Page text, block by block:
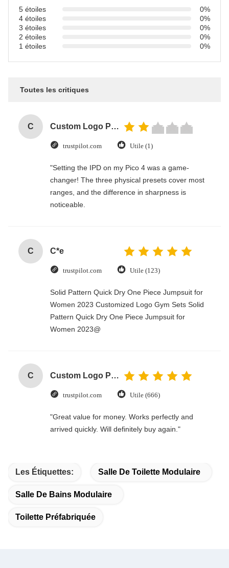
5 étoiles
0%
4 étoiles
0%
3 étoiles
0%
2 étoiles
0%
1 étoiles
0%
Toutes les critiques
C Custom Logo Paper Cardboard Packing Folding White / Black / Rose Gold Luxury Magnetic Gift Box with Ribbon Closure
trustpilot.com Utile (1)
"Setting the IPD on my Pico 4 was a game-
changer! The three physical presets cover most
ranges, and the difference in sharpness is
noticeable.
C C*e
trustpilot.com Utile (123)
Solid Pattern Quick Dry One Piece Jumpsuit for
Women 2023 Customized Logo Gym Sets Solid
Pattern Quick Dry One Piece Jumpsuit for
Women 2023@
C Custom Logo Paper Cardboard Packing Folding White / Black / Rose Gold Luxury Magnetic Gift Box with Ribbon Closure
trustpilot.com Utile (666)
"Great value for money. Works perfectly and
arrived quickly. Will definitely buy again."
Les Étiquettes: Salle De Toilette Modulaire
Salle De Bains Modulaire
Toilette Préfabriquée